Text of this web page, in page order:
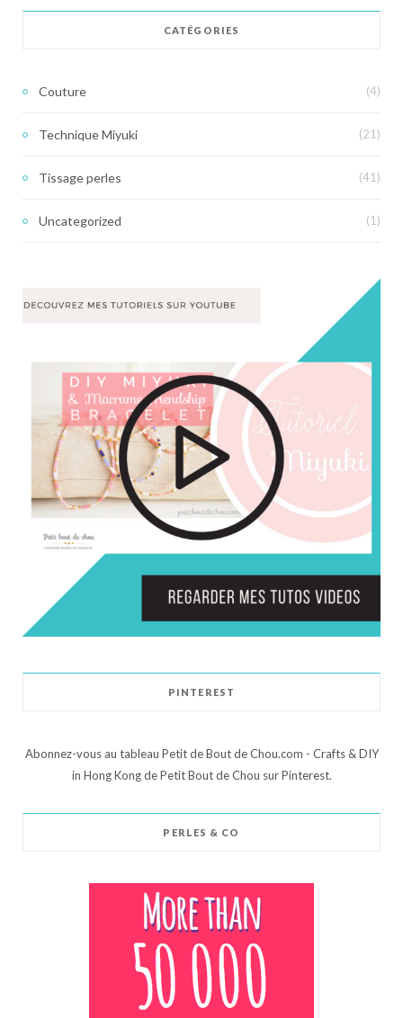
CATÉGORIES
Couture (4)
Technique Miyuki (21)
Tissage perles (41)
Uncategorized (1)
PINTEREST
Abonnez-vous au tableau Petit de Bout de Chou.com - Crafts & DIY
in Hong Kong de Petit Bout de Chou sur Pinterest.
PERLES & CO